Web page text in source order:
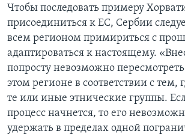
Чтобы последовать примеру
присоединиться к ЕС, Сербии
всем регионом примириться с
адаптироваться к настоящему.
попросту невозможно
этом регионе в соответствии с
те или иные этнические группы.
процесс начнется, то его
удержать в пределах одной